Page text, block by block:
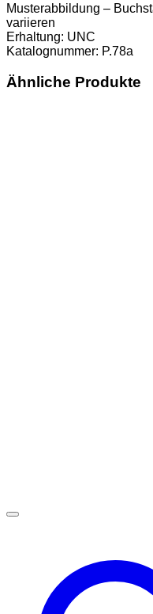
Musterabbildung –
variieren
Erhaltung: UNC
Katalognummer: P.78a
Ähnliche Produkte